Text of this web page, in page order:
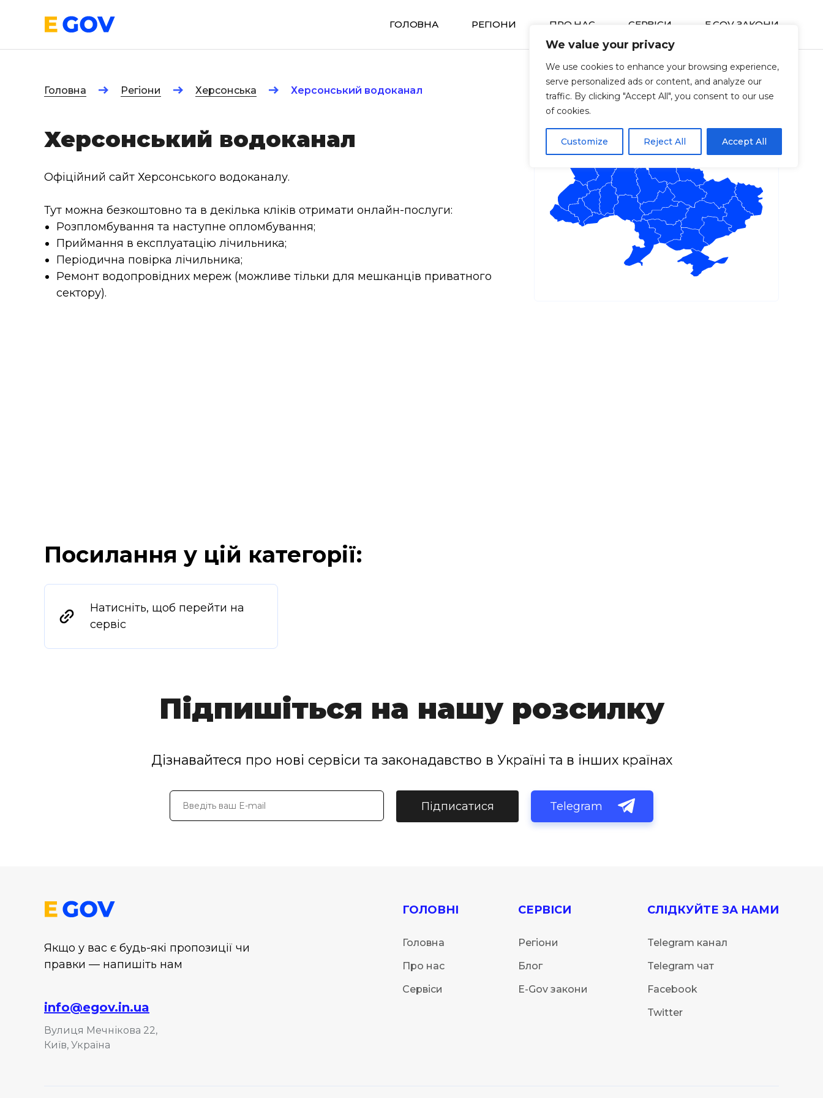
We value your privacy
We use cookies to enhance your browsing experience,
serve personalized ads or content, and analyze our
traffic. By clicking "Accept All", you consent to our use
of cookies.
Customize Reject All Accept All
ГОЛОВНА РЕГIОНИ ПРО НАС СЕРВIСИ E GOV ЗАКОНИ
Головна Регіони Херсонська Херсонський водоканал
Херсонський водоканал
Офіційний сайт Херсонського водоканалу.
Тут можна безкоштовно та в декілька кліків отримати онлайн-послуги:
Розпломбування та наступне опломбування;
Приймання в експлуатацію лічильника;
Періодична повірка лічильника;
Ремонт водопровідних мереж (можливе тільки для мешканців приватного
сектору).
Посилання у цій категорії:
Натисніть, щоб перейти на
сервіс
Підпишіться на нашу розсилку
Дізнавайтеся про нові сервіси та законадавство в Україні та в інших країнах
Підписатися Telegram
Якщо у вас є будь-які пропозиції чи
правки — напишіть нам
info@egov.in.ua
Вулиця Мечнікова 22,
Київ, Україна
ГОЛОВНІ
Головна
Про нас
Сервіси
СЕРВІСИ
Регіони
Блог
E-Gov закони
СЛІДКУЙТЕ ЗА НАМИ
Telegram канал
Telegram чат
Facebook
Twitter